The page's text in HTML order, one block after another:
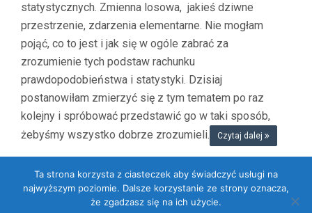
statystycznych. Zmienna losowa, jakieś dziwne
przestrzenie, zdarzenia elementarne. Nie mogłam
pojąć, co to jest i jak się w ogóle zabrać za
zrozumienie tych podstaw rachunku
prawdopodobieństwa i statystyki. Dzisiaj
postanowiłam zmierzyć się z tym tematem po raz
kolejny i spróbować przedstawić go w taki sposób,
żebyśmy wszystko dobrze zrozumieli.
Czytaj dalej
Dumnie wspierane przez WordPressa. Szablon: Flat 1.7.11 by
Ta strona korzysta z ciasteczek aby świadczyć usługi na
najwyższym poziomie. Dalsze korzystanie ze strony oznacza,
że zgadzasz się na ich użycie.